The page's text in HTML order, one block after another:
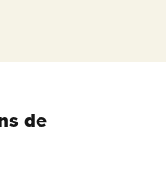
de